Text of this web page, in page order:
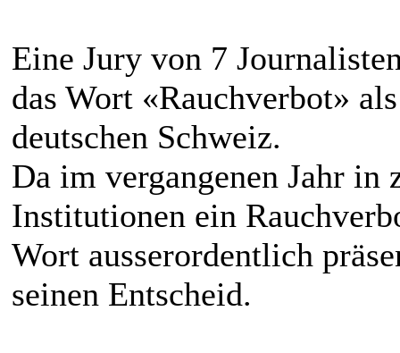
Eine Jury von 7
das Wort «Rauchverbot»
deutschen Schweiz.
Da im vergangenen Jahr in
Institutionen ein
Wort ausserordentlich
seinen Entscheid.